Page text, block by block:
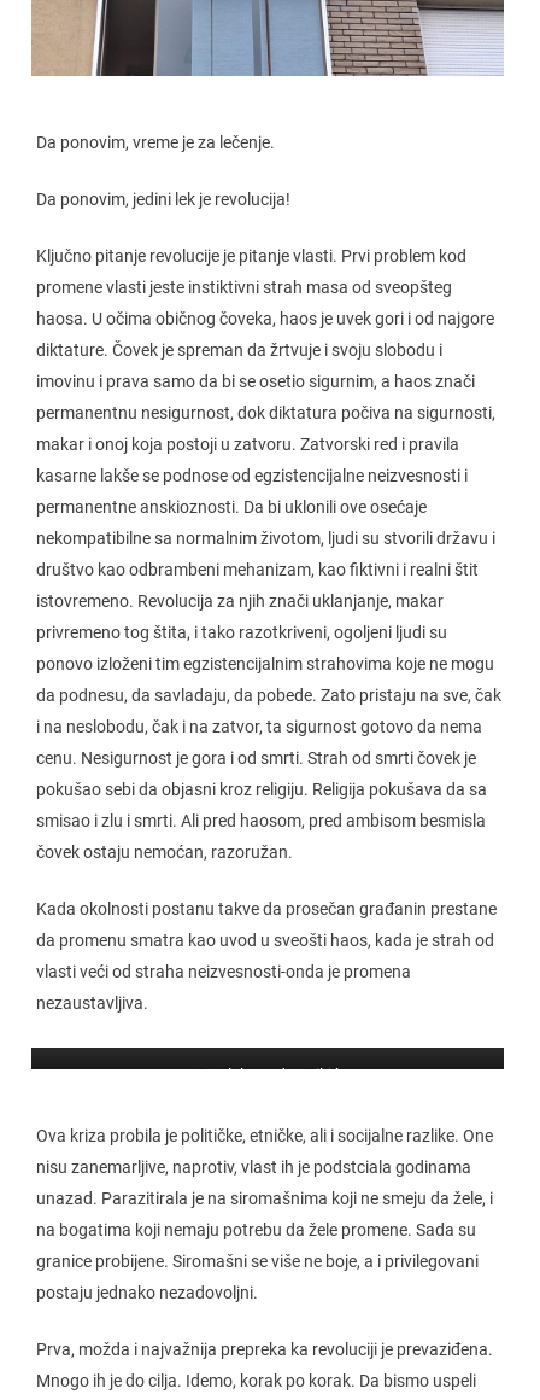
Da ponovim, vreme je za lečenje.
Da ponovim, jedini lek je revolucija!
Ključno pitanje revolucije je pitanje vlasti. Prvi problem kod
promene vlasti jeste instiktivni strah masa od sveopšteg
haosa. U očima običnog čoveka, haos je uvek gori i od najgore
diktature. Čovek je spreman da žrtvuje i svoju slobodu i
imovinu i prava samo da bi se osetio sigurnim, a haos znači
permanentnu nesigurnost, dok diktatura počiva na sigurnosti,
makar i onoj koja postoji u zatvoru. Zatvorski red i pravila
kasarne lakše se podnose od egzistencijalne neizvesnosti i
permanentne anskioznosti. Da bi uklonili ove osećaje
nekompatibilne sa normalnim životom, ljudi su stvorili državu i
društvo kao odbrambeni mehanizam, kao fiktivni i realni štit
istovremeno. Revolucija za njih znači uklanjanje, makar
privremeno tog štita, i tako razotkriveni, ogoljeni ljudi su
ponovo izloženi tim egzistencijalnim strahovima koje ne mogu
da podnesu, da savladaju, da pobede. Zato pristaju na sve, čak
i na neslobodu, čak i na zatvor, ta sigurnost gotovo da nema
cenu. Nesigurnost je gora i od smrti. Strah od smrti čovek je
pokušao sebi da objasni kroz religiju. Religija pokušava da sa
smisao i zlu i smrti. Ali pred haosom, pred ambisom besmisla
čovek ostaju nemoćan, razoružan.
Kada okolnosti postanu takve da prosečan građanin prestane
da promenu smatra kao uvod u sveošti haos, kada je strah od
vlasti veći od straha neizvesnosti-onda je promena
nezaustavljiva.
Dr Aleksandar Dikić
Ova kriza probila je političke, etničke, ali i socijalne razlike. One
nisu zanemarljive, naprotiv, vlast ih je podstciala godinama
unazad. Parazitirala je na siromašnima koji ne smeju da žele, i
na bogatima koji nemaju potrebu da žele promene. Sada su
granice probijene. Siromašni se više ne boje, a i privilegovani
postaju jednako nezadovoljni.
Prva, možda i najvažnija prepreka ka revoluciji je prevaziđena.
Mnogo ih je do cilja. Idemo, korak po korak. Da bismo uspeli